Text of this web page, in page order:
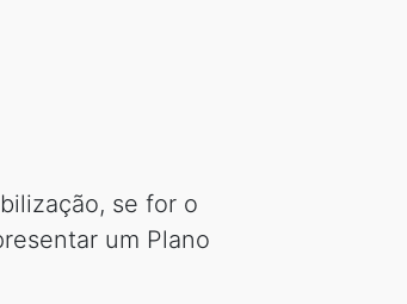
se for o
um Plano